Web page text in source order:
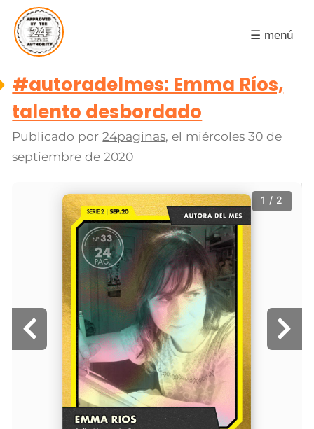
☰ menú
#autoradelmes: Emma Ríos,
talento desbordado
Publicado por24paginas, el miércoles 30 de
septiembre de 2020
1 / 2